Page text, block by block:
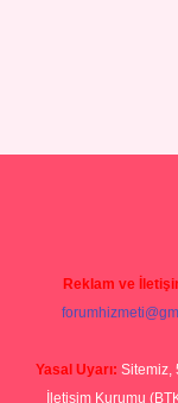
Reklam ve
Yasal Uyarı: Sitemiz,
İletişim Kurumu